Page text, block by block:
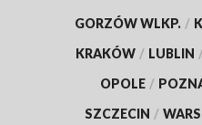
GORZÓW WLKP. /
KRAKÓW / LUBLIN
OPOLE /
SZCZECIN /